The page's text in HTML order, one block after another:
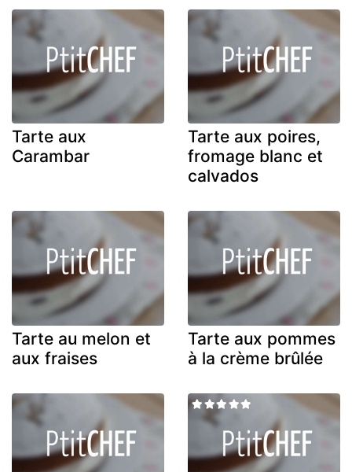
Tarte aux
Carambar
Tarte aux poires,
fromage blanc et
calvados
Tarte au melon et
aux fraises
Tarte aux pommes
à la crème brûlée